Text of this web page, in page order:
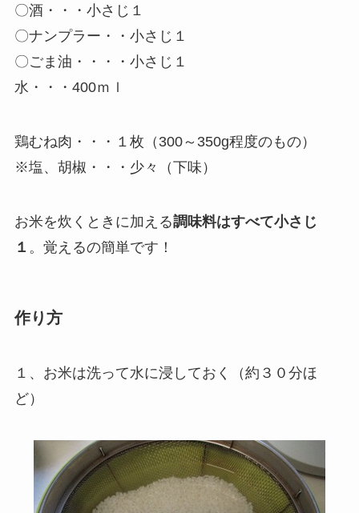
〇酒・・・小さじ１
〇ナンプラー・・小さじ１
〇ごま油・・・・小さじ１
水・・・400ｍｌ
鶏むね肉・・・１枚（300～350g程度のもの）
※塩、胡椒・・・少々（下味）
お米を炊くときに加える調味料はすべて小さじ
１ 。覚えるの簡単です！
作り方
１、お米は洗って水に浸しておく（約３０分ほ
ど）